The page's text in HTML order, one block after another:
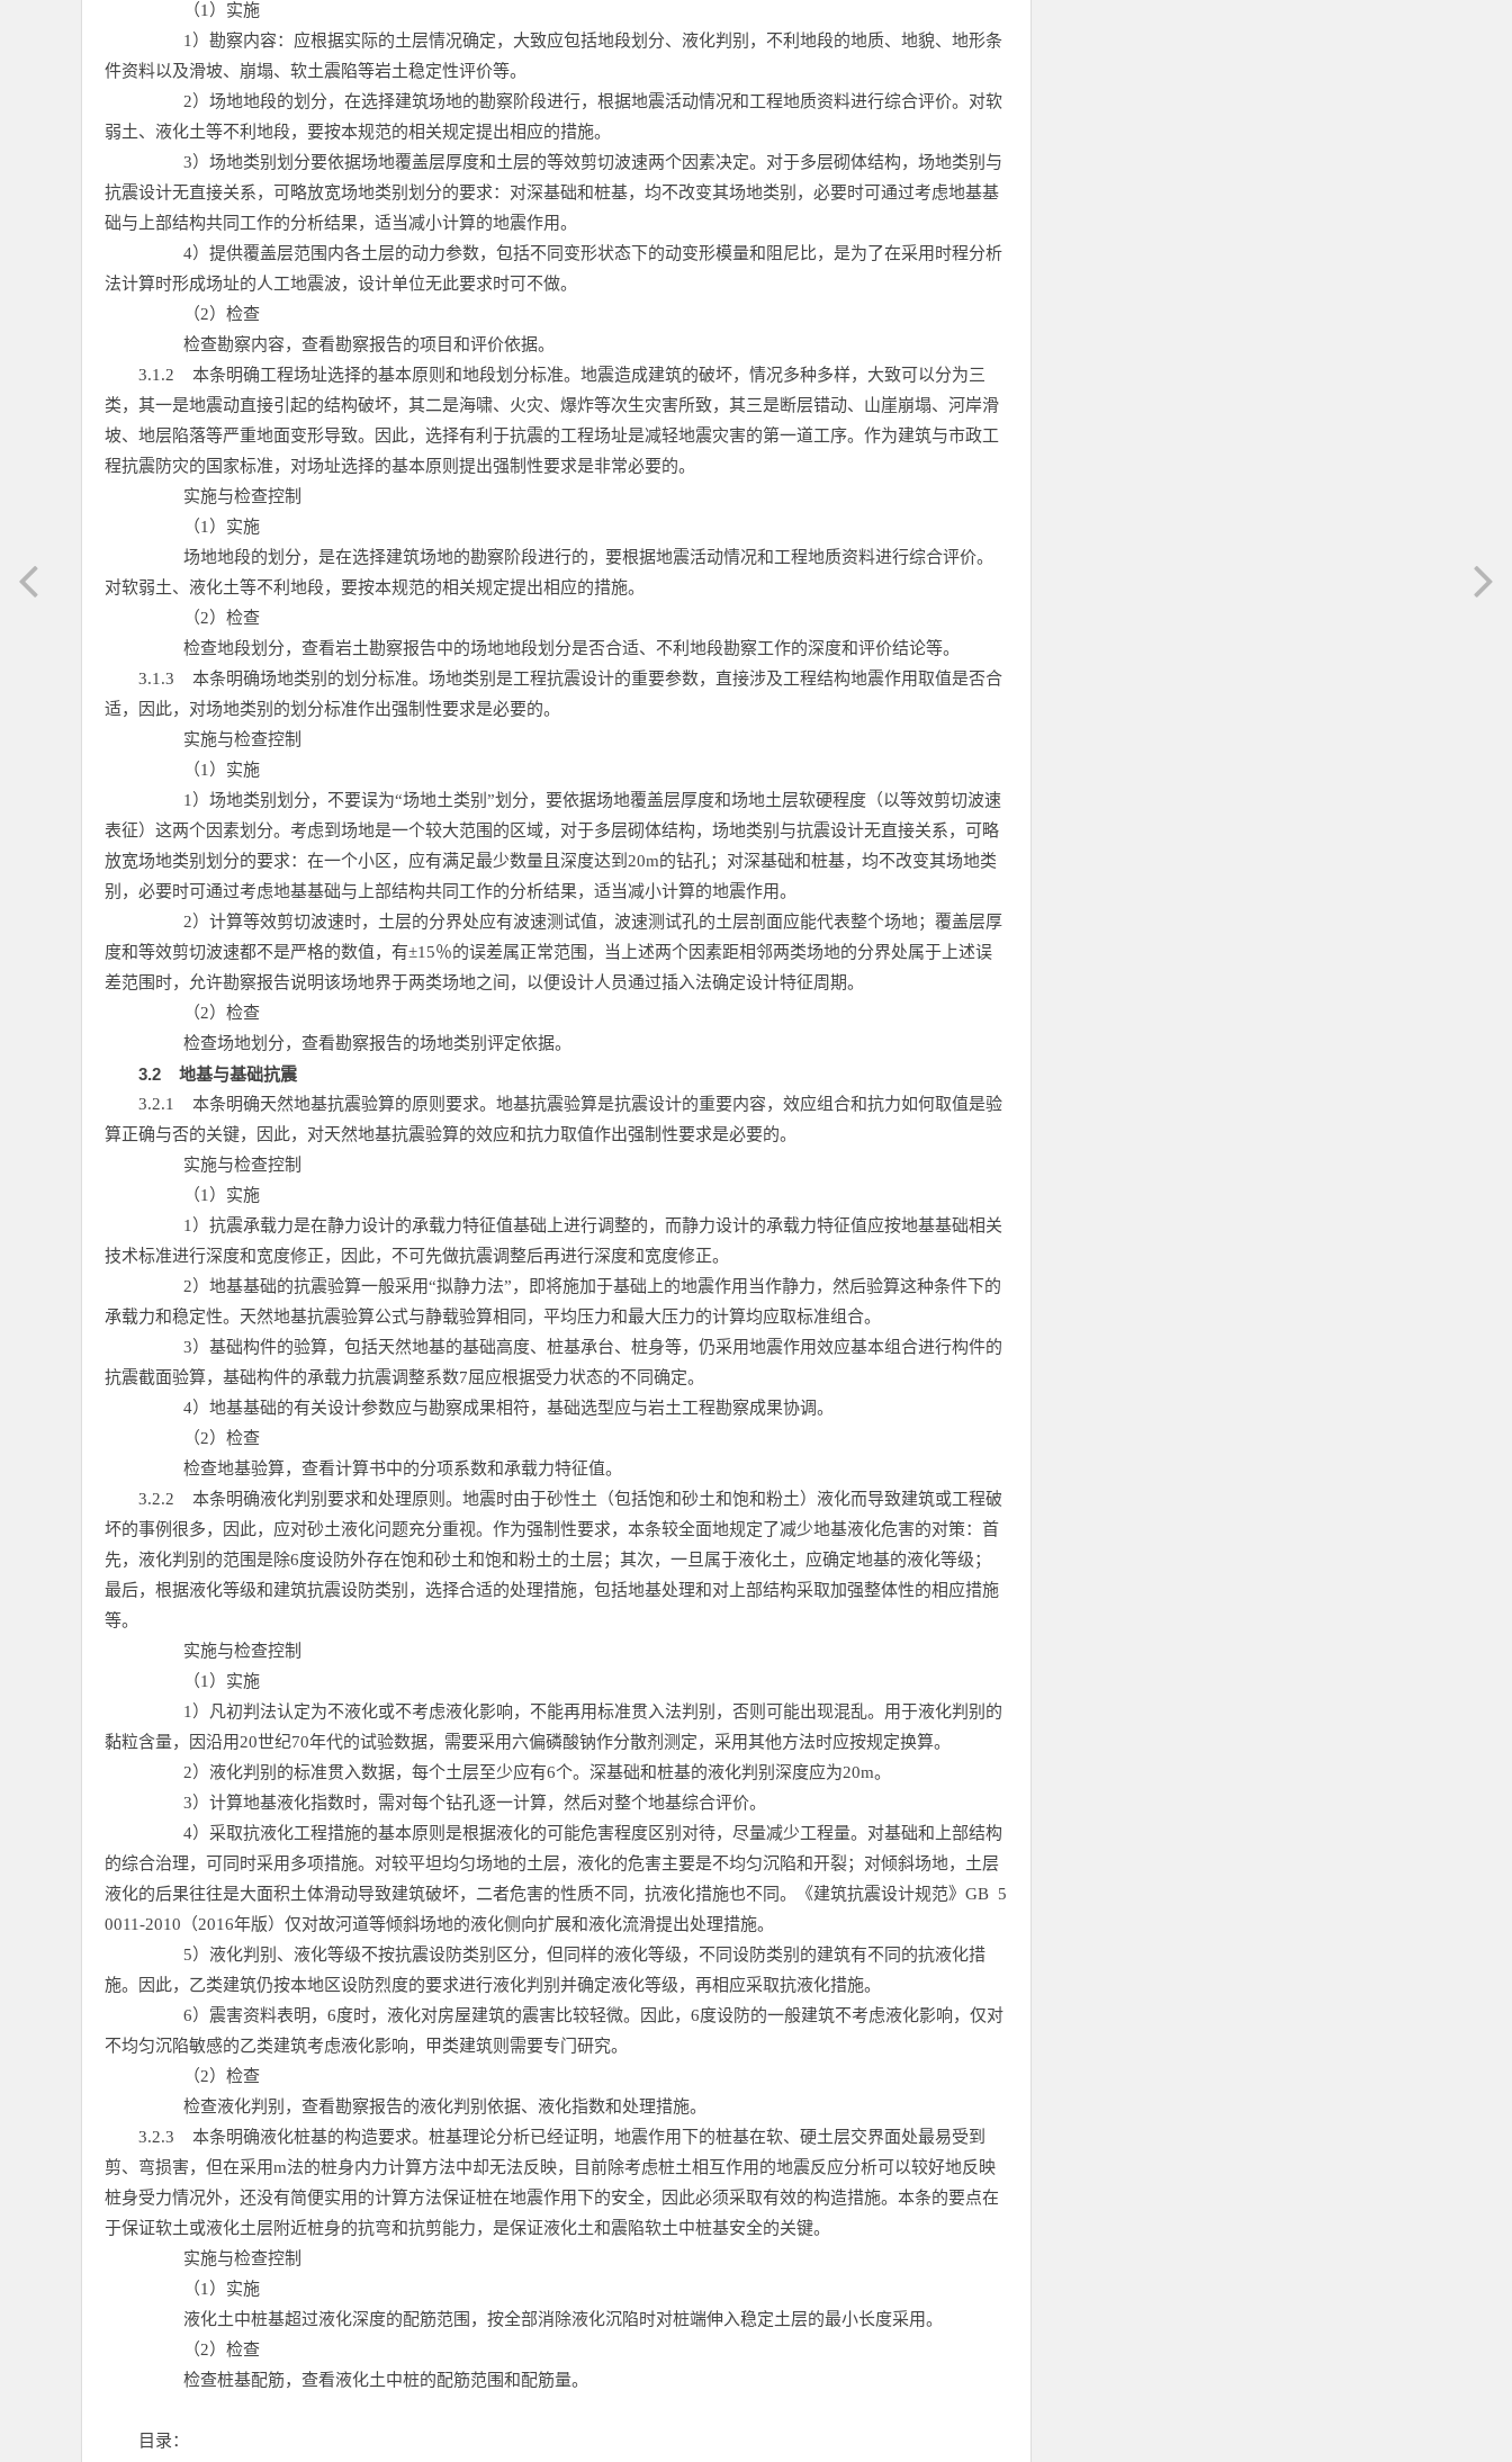
（1）实施
1）勘察内容：应根据实际的土层情况确定，大致应包括地段划分、液化判别，不利地段的地质、地貌、地形条
件资料以及滑坡、崩塌、软土震陷等岩土稳定性评价等。
2）场地地段的划分，在选择建筑场地的勘察阶段进行，根据地震活动情况和工程地质资料进行综合评价。对软
弱土、液化土等不利地段，要按本规范的相关规定提出相应的措施。
3）场地类别划分要依据场地覆盖层厚度和土层的等效剪切波速两个因素决定。对于多层砌体结构，场地类别与
抗震设计无直接关系，可略放宽场地类别划分的要求：对深基础和桩基，均不改变其场地类别，必要时可通过考虑地基基
础与上部结构共同工作的分析结果，适当减小计算的地震作用。
4）提供覆盖层范围内各土层的动力参数，包括不同变形状态下的动变形模量和阻尼比，是为了在采用时程分析
法计算时形成场址的人工地震波，设计单位无此要求时可不做。
（2）检查
检查勘察内容，查看勘察报告的项目和评价依据。
3.1.2
本条明确工程场址选择的基本原则和地段划分标准。地震造成建筑的破坏，情况多种多样，大致可以分为三
类，其一是地震动直接引起的结构破坏，其二是海啸、火灾、爆炸等次生灾害所致，其三是断层错动、山崖崩塌、河岸滑
坡、地层陷落等严重地面变形导致。因此，选择有利于抗震的工程场址是减轻地震灾害的第一道工序。作为建筑与市政工
程抗震防灾的国家标准，对场址选择的基本原则提出强制性要求是非常必要的。
实施与检查控制
（1）实施
场地地段的划分，是在选择建筑场地的勘察阶段进行的，要根据地震活动情况和工程地质资料进行综合评价。
对软弱土、液化土等不利地段，要按本规范的相关规定提出相应的措施。
（2）检查
检查地段划分，查看岩土勘察报告中的场地地段划分是否合适、不利地段勘察工作的深度和评价结论等。
3.1.3
本条明确场地类别的划分标准。场地类别是工程抗震设计的重要参数，直接涉及工程结构地震作用取值是否合
适，因此，对场地类别的划分标准作出强制性要求是必要的。
实施与检查控制
（1）实施
1）场地类别划分，不要误为“场地土类别”划分，要依据场地覆盖层厚度和场地土层软硬程度（以等效剪切波速
表征）这两个因素划分。考虑到场地是一个较大范围的区域，对于多层砌体结构，场地类别与抗震设计无直接关系，可略
放宽场地类别划分的要求：在一个小区，应有满足最少数量且深度达到20m的钻孔；对深基础和桩基，均不改变其场地类
别，必要时可通过考虑地基基础与上部结构共同工作的分析结果，适当减小计算的地震作用。
2）计算等效剪切波速时，土层的分界处应有波速测试值，波速测试孔的土层剖面应能代表整个场地；覆盖层厚
度和等效剪切波速都不是严格的数值，有±15％的误差属正常范围，当上述两个因素距相邻两类场地的分界处属于上述误
差范围时，允许勘察报告说明该场地界于两类场地之间，以便设计人员通过插入法确定设计特征周期。
（2）检查
检查场地划分，查看勘察报告的场地类别评定依据。
3.2 地基与基础抗震
3.2.1
本条明确天然地基抗震验算的原则要求。地基抗震验算是抗震设计的重要内容，效应组合和抗力如何取值是验
算正确与否的关键，因此，对天然地基抗震验算的效应和抗力取值作出强制性要求是必要的。
实施与检查控制
（1）实施
1）抗震承载力是在静力设计的承载力特征值基础上进行调整的，而静力设计的承载力特征值应按地基基础相关
技术标准进行深度和宽度修正，因此，不可先做抗震调整后再进行深度和宽度修正。
2）地基基础的抗震验算一般采用“拟静力法”，即将施加于基础上的地震作用当作静力，然后验算这种条件下的
承载力和稳定性。天然地基抗震验算公式与静载验算相同，平均压力和最大压力的计算均应取标准组合。
3）基础构件的验算，包括天然地基的基础高度、桩基承台、桩身等，仍采用地震作用效应基本组合进行构件的
抗震截面验算，基础构件的承载力抗震调整系数7屈应根据受力状态的不同确定。
4）地基基础的有关设计参数应与勘察成果相符，基础选型应与岩土工程勘察成果协调。
（2）检查
检查地基验算，查看计算书中的分项系数和承载力特征值。
3.2.2
本条明确液化判别要求和处理原则。地震时由于砂性土（包括饱和砂土和饱和粉土）液化而导致建筑或工程破
坏的事例很多，因此，应对砂土液化问题充分重视。作为强制性要求，本条较全面地规定了减少地基液化危害的对策：首
先，液化判别的范围是除6度设防外存在饱和砂土和饱和粉土的土层；其次，一旦属于液化土，应确定地基的液化等级；
最后，根据液化等级和建筑抗震设防类别，选择合适的处理措施，包括地基处理和对上部结构采取加强整体性的相应措施
等。
实施与检查控制
（1）实施
1）凡初判法认定为不液化或不考虑液化影响，不能再用标准贯入法判别，否则可能出现混乱。用于液化判别的
黏粒含量，因沿用20世纪70年代的试验数据，需要采用六偏磷酸钠作分散剂测定，采用其他方法时应按规定换算。
2）液化判别的标准贯入数据，每个土层至少应有6个。深基础和桩基的液化判别深度应为20m。
3）计算地基液化指数时，需对每个钻孔逐一计算，然后对整个地基综合评价。
4）采取抗液化工程措施的基本原则是根据液化的可能危害程度区别对待，尽量减少工程量。对基础和上部结构
的综合治理，可同时采用多项措施。对较平坦均匀场地的土层，液化的危害主要是不均匀沉陷和开裂；对倾斜场地，土层
液化的后果往往是大面积土体滑动导致建筑破坏，二者危害的性质不同，抗液化措施也不同。《建筑抗震设计规范》GB 5
0011-2010（2016年版）仅对故河道等倾斜场地的液化侧向扩展和液化流滑提出处理措施。
5）液化判别、液化等级不按抗震设防类别区分，但同样的液化等级，不同设防类别的建筑有不同的抗液化措
施。因此，乙类建筑仍按本地区设防烈度的要求进行液化判别并确定液化等级，再相应采取抗液化措施。
6）震害资料表明，6度时，液化对房屋建筑的震害比较轻微。因此，6度设防的一般建筑不考虑液化影响，仅对
不均匀沉陷敏感的乙类建筑考虑液化影响，甲类建筑则需要专门研究。
（2）检查
检查液化判别，查看勘察报告的液化判别依据、液化指数和处理措施。
3.2.3
本条明确液化桩基的构造要求。桩基理论分析已经证明，地震作用下的桩基在软、硬土层交界面处最易受到
剪、弯损害，但在采用m法的桩身内力计算方法中却无法反映，目前除考虑桩土相互作用的地震反应分析可以较好地反映
桩身受力情况外，还没有简便实用的计算方法保证桩在地震作用下的安全，因此必须采取有效的构造措施。本条的要点在
于保证软土或液化土层附近桩身的抗弯和抗剪能力，是保证液化土和震陷软土中桩基安全的关键。
实施与检查控制
（1）实施
液化土中桩基超过液化深度的配筋范围，按全部消除液化沉陷时对桩端伸入稳定土层的最小长度采用。
（2）检查
检查桩基配筋，查看液化土中桩的配筋范围和配筋量。
目录：